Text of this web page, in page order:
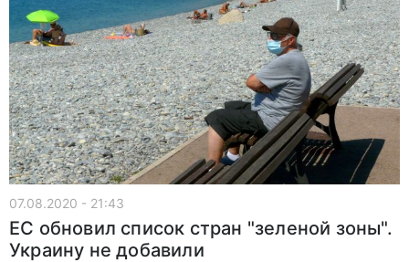
07.08.2020 - 21:43
ЕС обновил список стран "зеленой зоны".
Украину не добавили